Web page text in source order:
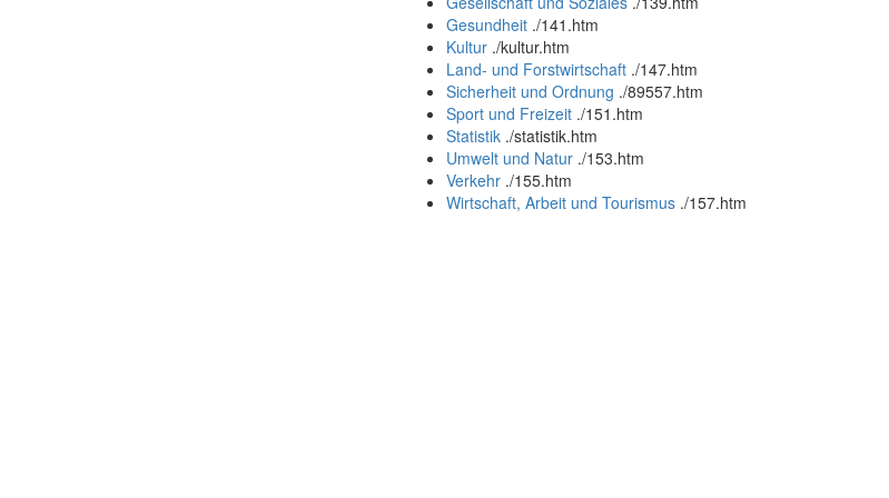
Gesundheit ./141.htm
Kultur ./kultur.htm
Land- und Forstwirtschaft ./147.htm
Sicherheit und Ordnung ./89557.htm
Sport und Freizeit ./151.htm
Statistik ./statistik.htm
Umwelt und Natur ./153.htm
Verkehr ./155.htm
Wirtschaft, Arbeit und Tourismus ./157.htm